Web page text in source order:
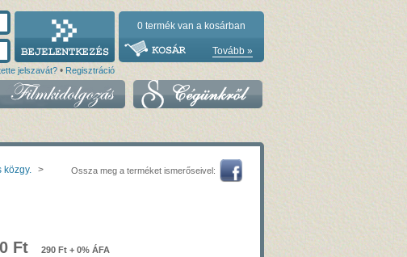
0 termék van a kosárban
Tovább »
jelszavát?• Regisztráció
Ossza meg a terméket ismerőseivel:
közgy. >
Ft 290 Ft + 0% ÁFA